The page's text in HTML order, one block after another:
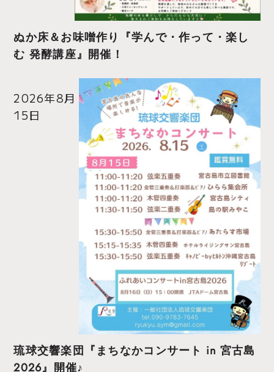
ぬか床＆お味噌作り『学んで・作って・楽し
む 発酵講座』開催！
2026年8月
15日
琉球交響楽団『まちなかコンサート in 宮古島
2026』開催♪